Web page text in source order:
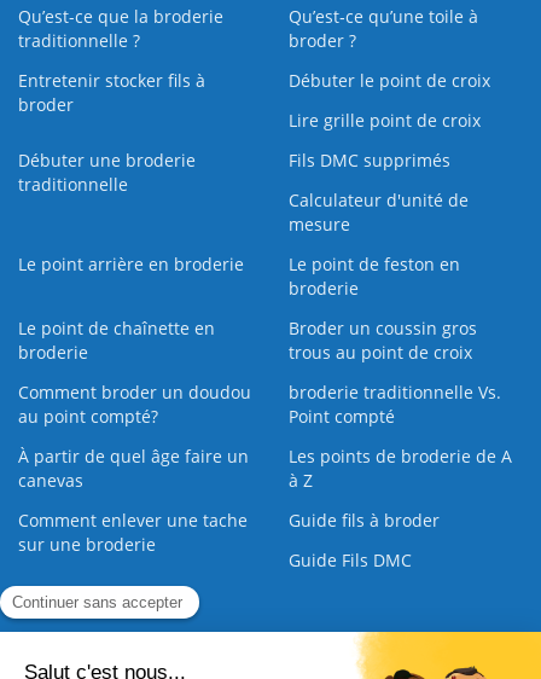
Qu’est-ce que la broderie
traditionnelle ?
Qu’est‑ce qu’une toile à
broder ?
Entretenir stocker fils à
broder
Débuter le point de croix
Lire grille point de croix
Débuter une broderie
traditionnelle
Fils DMC supprimés
Calculateur d'unité de
mesure
Le point arrière en broderie
Le point de feston en
broderie
Le point de chaînette en
broderie
Broder un coussin gros
trous au point de croix
Comment broder un doudou
au point compté?
broderie traditionnelle Vs.
Point compté
À partir de quel âge faire un
canevas
Les points de broderie de A
à Z
Comment enlever une tache
sur une broderie
Guide fils à broder
Guide Fils DMC
Guide de la Broderie